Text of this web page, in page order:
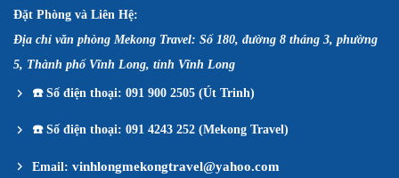
Đặt Phòng và Liên Hệ:
Địa chỉ văn phòng Mekong Travel: Số 180, đường 8 tháng 3, phường
5, Thành phố Vĩnh Long, tỉnh Vĩnh Long
☎️Số điện thoại: 091 900 2505 (Út Trinh)
☎️Số điện thoại: 091 4243 252 (Mekong Travel)
Email: vinhlongmekongtravel@yahoo.com